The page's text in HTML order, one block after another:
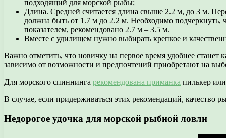
подходящий для морской рыбы;
Длина. Средней считается длина свыше 2.2 м, до 3 м.
должна быть от 1.7 м до 2.2 м. Необходимо подчеркнуть,
показателем, рекомендовано 2.7 м – 3.5 м.
Вместе с удилищем нужно выбирать крепкое и
Важно отметить, что новичку на первое время удобнее
зависимо от возможности и предпочтений приобретают на
Для морского спиннинга рекомендована приманка пилькер
В случае, если придерживаться этих рекомендаций, качество
Недорогое удочка для морской рыбной ловли